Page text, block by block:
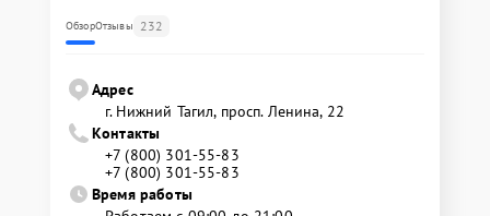
ОбзорОтзывы 232
Адрес
г. Нижний Тагил, просп. Ленина, 22
Контакты
+7 (800) 301-55-83
+7 (800) 301-55-83
Время работы